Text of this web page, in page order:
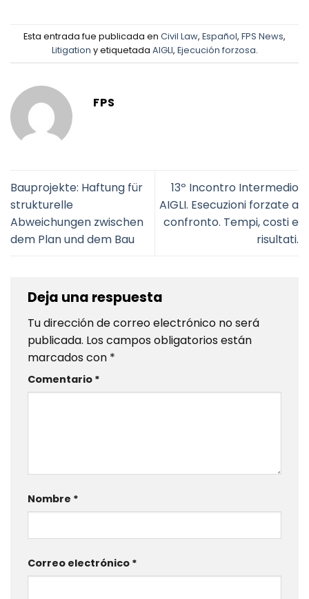
Esta entrada fue publicada en Civil Law, Español, FPS News,
Litigation y etiquetada AIGLI, Ejecución forzosa.
FPS
Bauprojekte: Haftung für
strukturelle
Abweichungen zwischen
dem Plan und dem Bau
13º Incontro Intermedio
AIGLI. Esecuzioni forzate a
confronto. Tempi, costi e
risultati.
Deja una respuesta
Tu dirección de correo electrónico no será
publicada. Los campos obligatorios están
marcados con *
Comentario *
Nombre *
Correo electrónico *